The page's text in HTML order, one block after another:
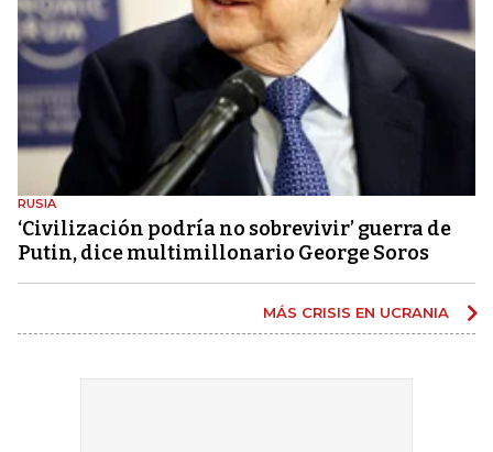
RUSIA
‘Civilización podría no sobrevivir’ guerra de
Putin, dice multimillonario George Soros
MÁS CRISIS EN UCRANIA